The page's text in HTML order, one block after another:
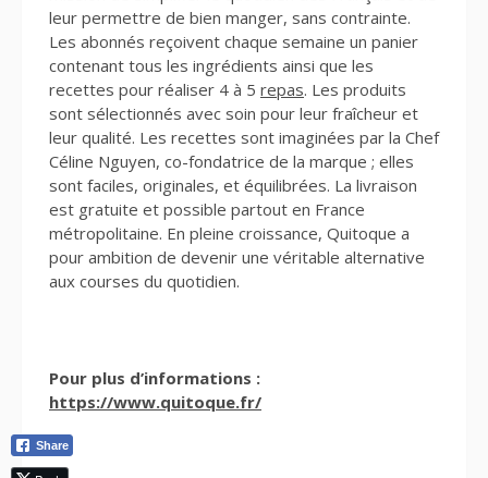
leur permettre de bien manger, sans contrainte.
Les abonnés reçoivent chaque semaine un panier
contenant tous les ingrédients ainsi que les
recettes pour réaliser 4 à 5 repas. Les produits
sont sélectionnés avec soin pour leur fraîcheur et
leur qualité. Les recettes sont imaginées par la Chef
Céline Nguyen, co-fondatrice de la marque ; elles
sont faciles, originales, et équilibrées. La livraison
est gratuite et possible partout en France
métropolitaine. En pleine croissance, Quitoque a
pour ambition de devenir une véritable alternative
aux courses du quotidien.
Pour plus d’informations :
https://www.quitoque.fr/
Share